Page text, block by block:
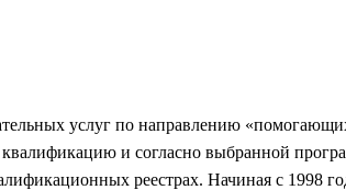
услуг по направлению
и согласно выбранной
реестрах. Начиная с 1998